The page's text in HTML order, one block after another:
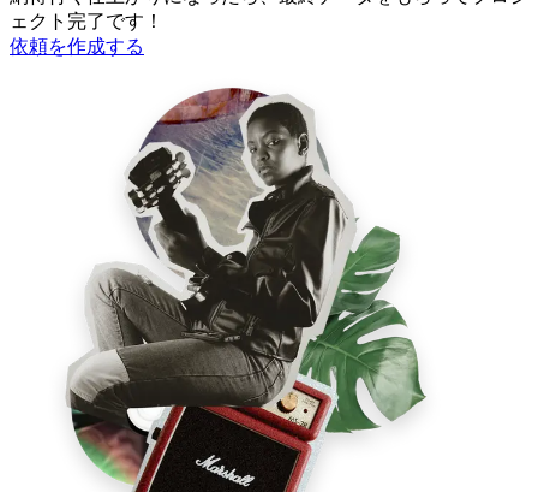
ェクト完了です！
依頼を作成する